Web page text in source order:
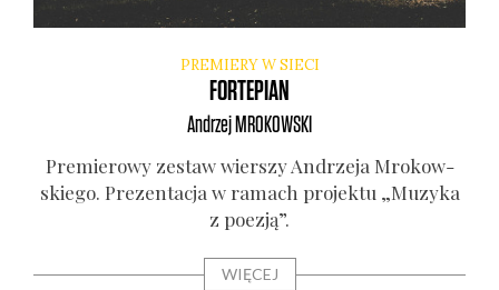
PREMIERY W SIECI
FORTEPIAN
Andrzej MROKOWSKI
Pre­mie­ro­wy zestaw wier­szy Andrze­ja Mro­kow­
skie­go. Pre­zen­ta­cja w ramach pro­jek­tu „Muzy­ka
z poezją”.
WIĘCEJ